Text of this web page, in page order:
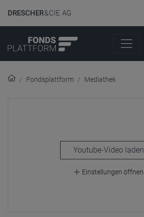
DRESCHER& CIE AG
Fondsplattform Mediathek
laden
Einstellungen öffnen